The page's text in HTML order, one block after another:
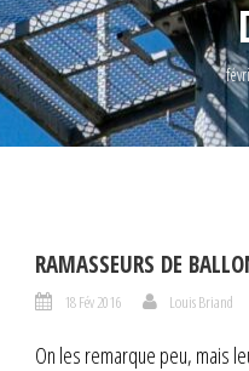
RAMASSEURS DE
18 Fév 2016 Louis Briand
On les remarque peu, mais